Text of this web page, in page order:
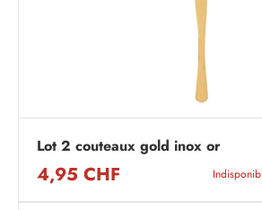
Lot 2 couteaux gold inox or
4,95 CHF